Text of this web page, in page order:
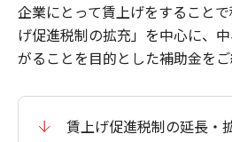
企業にとって賃上げをすること
げ促進税制の拡充」を中心に、
がることを目的とした補助金をご
賃上げ促進税制の延長・